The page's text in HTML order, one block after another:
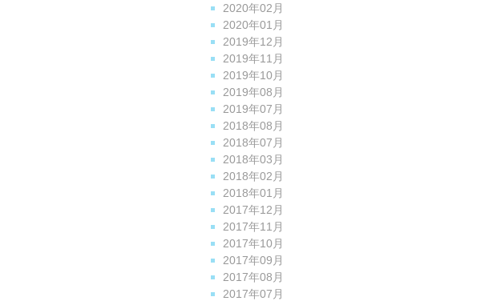
2020年02月
2020年01月
2019年12月
2019年11月
2019年10月
2019年08月
2019年07月
2018年08月
2018年07月
2018年03月
2018年02月
2018年01月
2017年12月
2017年11月
2017年10月
2017年09月
2017年08月
2017年07月